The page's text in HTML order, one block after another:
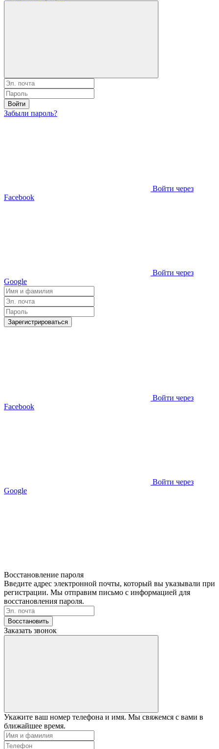
Войти
Забыли пароль?
Войти через
Facebook
Войти через
Google
Зарегистрироваться
Войти через
Facebook
Войти через
Google
Восстановление пароля
Введите адрес электронной почты, который вы указывали при
регистрации. Мы отправим письмо с информацией для
восстановления пароля.
Восстановить
Заказать звонок
Укажите ваш номер телефона и имя. Мы свяжемся с вами в
ближайшее время.